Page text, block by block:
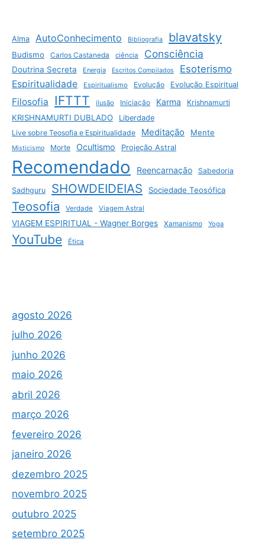
Alma AutoConhecimento Bibliografia blavatsky
Budismo Carlos Castaneda ciência Consciência
Doutrina Secreta Energia Escritos Compilados Esoterismo
Espiritualidade Espiritualismo Evolução Evolução Espiritual
Filosofia IFTTT ilusão Iniciação Karma Krishnamurti
KRISHNAMURTI DUBLADO
Liberdade
Live sobre Teosofia e Espiritualidade
Meditação Mente
Misticismo Morte Ocultismo Projeção Astral
Recomendado Reencarnação Sabedoria
Sadhguru SHOWDEIDEIAS Sociedade Teosófica
Teosofia Verdade Viagem Astral
VIAGEM ESPIRITUAL - Wagner Borges Xamanismo Yoga
YouTube Ética
agosto 2026
julho 2026
junho 2026
maio 2026
abril 2026
março 2026
fevereiro 2026
janeiro 2026
dezembro 2025
novembro 2025
outubro 2025
setembro 2025